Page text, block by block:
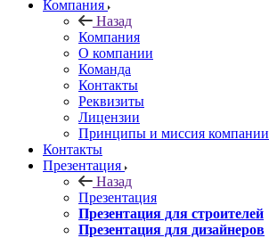
Компания
Назад
Компания
О компании
Команда
Контакты
Реквизиты
Лицензии
Принципы и миссия компании
Контакты
Презентация
Назад
Презентация
Презентация для строителей
Презентация для дизайнеров